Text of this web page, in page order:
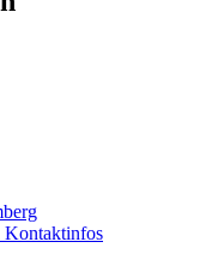
Kontaktinfos